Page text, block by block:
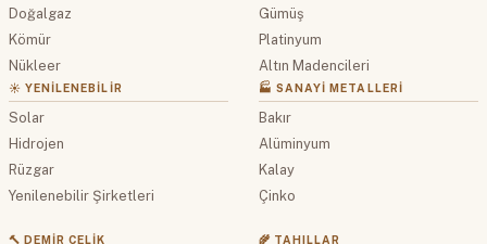
Doğalgaz
Kömür
Nükleer
☀️ YENILENEBILIR
Solar
Hidrojen
Rüzgar
Yenilenebilir Şirketleri
Gümüş
Platinyum
Altın Madencileri
🏭 SANAYI METALLERI
Bakır
Alüminyum
Kalay
Çinko
🔨 DEMIR ÇELIK 🌾 TAHILLAR